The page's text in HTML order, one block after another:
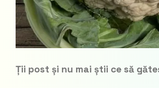
Ții post și nu mai știi ce să